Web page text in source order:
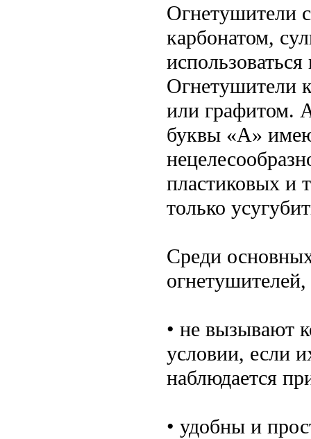
Огнетушители
карбонатом,
Огнетушители
или графитом.
буквы «А»
пластиковых и
только
Среди
• не вызывают
условии, если
наблюдается
• удобны и